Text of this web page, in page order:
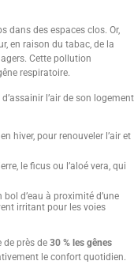
dans des espaces clos. Or,
en raison du tabac, de la
Cette pollution
respiratoire.
l’air de son logement
hiver, pour renouveler l’air et
le ficus ou l’aloé vera, qui
d’eau à proximité d’une
irritant pour les voies
de près de 30 % les gênes
le confort quotidien.